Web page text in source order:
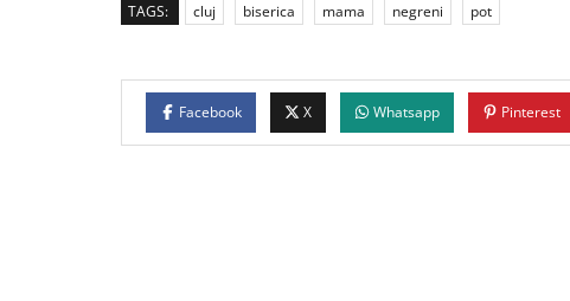
TAGS: cluj biserica mama negreni pot
Facebook X Whatsapp Pinterest